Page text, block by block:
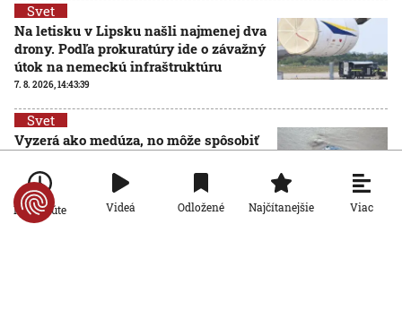
Svet
Na letisku v Lipsku našli najmenej dva
drony. Podľa prokuratúry ide o závažný
útok na nemeckú infraštruktúru
7. 8. 2026, 14:43:39
Svet
Vyzerá ako medúza, no môže spôsobiť
portugalská zatvára pláže vo
Francúzsku aj Španielsku
7. 8. 2026, 13:15:11
Po minúte Videá Odložené Najčítanejšie Viac